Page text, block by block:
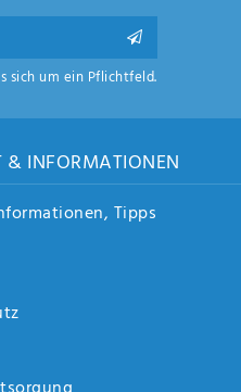
sich um ein Pflichtfeld.
& INFORMATIONEN
Tipps